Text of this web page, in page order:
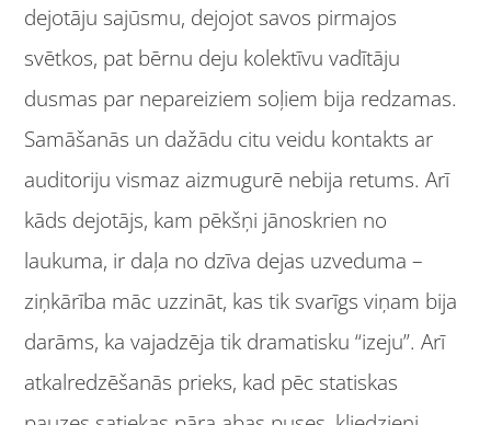
dejotāju sajūsmu, dejojot savos pirmajos
svētkos, pat bērnu deju kolektīvu vadītāju
dusmas par nepareiziem soļiem bija redzamas.
Samāšanās un dažādu citu veidu kontakts ar
auditoriju vismaz aizmugurē nebija retums. Arī
kāds dejotājs, kam pēkšņi jānoskrien no
laukuma, ir daļa no dzīva dejas uzveduma –
ziņkārība māc uzzināt, kas tik svarīgs viņam bija
darāms, ka vajadzēja tik dramatisku “izeju”. Arī
atkalredzēšanās prieks, kad pēc statiskas